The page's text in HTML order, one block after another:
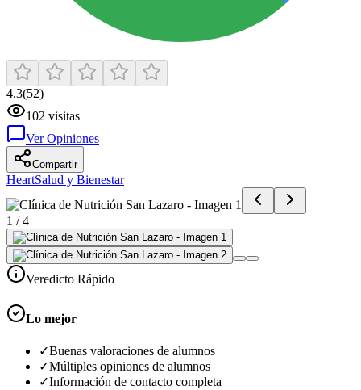
4.3(52)
102 visitas
Ver Opiniones
Compartir
HeartSalud y Bienestar
1 /4
Veredicto Rápido
Lo mejor
✓Buenas valoraciones de alumnos
✓Múltiples opiniones de alumnos
✓Información de contacto completa